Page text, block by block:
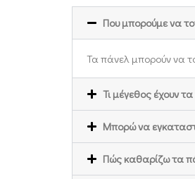
Που μπορούμε να
Τα πάνελ μπορούν να
Τι μέγεθος έχουν
Mπορώ να
Πώς καθαρίζω τα